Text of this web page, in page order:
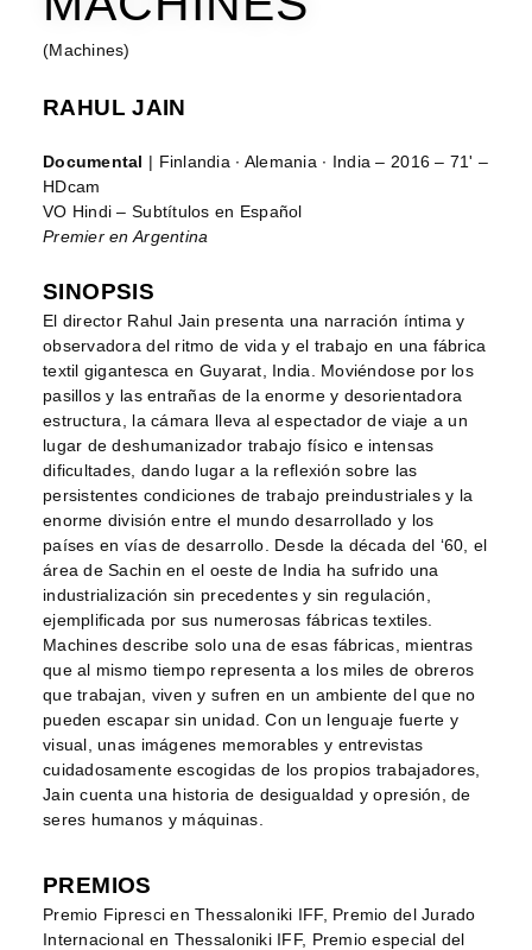
(Machines)
RAHUL JAIN
Documental
| Finlandia ∙ Alemania ∙ India – 2016 – 71' –
HDcam
VO Hindi – Subtítulos en Español
Premier en Argentina
SINOPSIS
El director Rahul Jain presenta una narración íntima y
observadora del ritmo de vida y el trabajo en una fábrica
textil gigantesca en Guyarat, India. Moviéndose por los
pasillos y las entrañas de la enorme y desorientadora
estructura, la cámara lleva al espectador de viaje a un
lugar de deshumanizador trabajo físico e intensas
dificultades, dando lugar a la reflexión sobre las
persistentes condiciones de trabajo preindustriales y la
enorme división entre el mundo desarrollado y los
países en vías de desarrollo. Desde la década del ‘60, el
área de Sachin en el oeste de India ha sufrido una
industrialización sin precedentes y sin regulación,
ejemplificada por sus numerosas fábricas textiles.
Machines describe solo una de esas fábricas, mientras
que al mismo tiempo representa a los miles de obreros
que trabajan, viven y sufren en un ambiente del que no
pueden escapar sin unidad. Con un lenguaje fuerte y
visual, unas imágenes memorables y entrevistas
cuidadosamente escogidas de los propios trabajadores,
Jain cuenta una historia de desigualdad y opresión, de
seres humanos y máquinas.
PREMIOS
Premio Fipresci en Thessaloniki IFF, Premio del Jurado
Internacional en Thessaloniki IFF, Premio especial del